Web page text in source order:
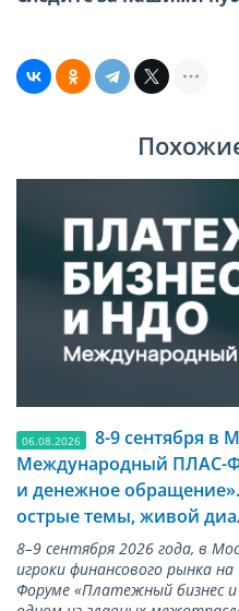
06.08.2026
8-9 сентября в
Международный ПЛАС-
и денежное
острые темы, живой
8–9 сентября 2026 года, в
игроки финансового рынка
Форуме «Платежный бизнес